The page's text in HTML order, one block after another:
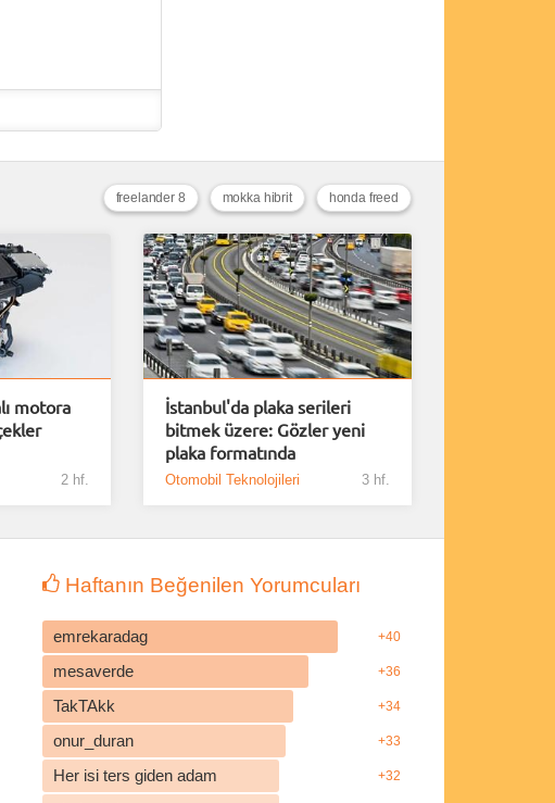
honda freed
mokka hibrit
freelander 8
motora
2 hf.
İstanbul'da plaka serileri
bitmek üzere: Gözler yeni
plaka formatında
Otomobil Teknolojileri 3 hf.
Haftanın Beğenilen Yorumcuları
emrekaradag +40
mesaverde +36
TakTAkk +34
onur_duran +33
Her isi ters giden adam +32